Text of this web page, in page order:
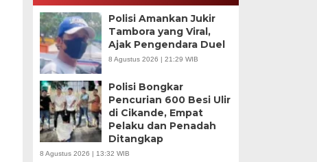
Polisi Amankan Jukir
Tambora yang Viral,
Ajak Pengendara Duel
8 Agustus 2026 | 21:29 WIB
Polisi Bongkar
Pencurian 600 Besi Ulir
di Cikande, Empat
Pelaku dan Penadah
Ditangkap
8 Agustus 2026 | 13:32 WIB